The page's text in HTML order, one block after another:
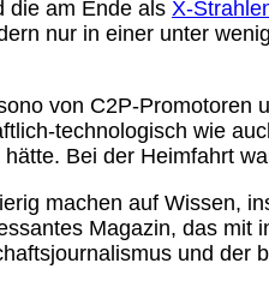
die am Ende als X-
nur in einer unter
von C2P-Promotoren
technologisch wie
Bei der Heimfahrt
machen auf Wissen,
Magazin, das mit
und der